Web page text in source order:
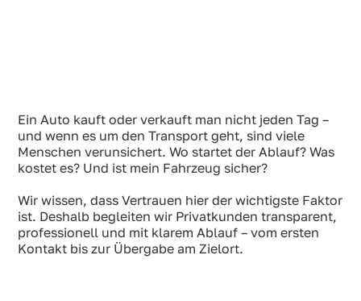
Ein Auto kauft oder verkauft man nicht jeden Tag –
und wenn es um den Transport geht, sind viele
Menschen verunsichert. Wo startet der Ablauf? Was
kostet es? Und ist mein Fahrzeug sicher?
Wir wissen, dass Vertrauen hier der wichtigste Faktor
ist. Deshalb begleiten wir Privatkunden transparent,
professionell und mit klarem Ablauf – vom ersten
Kontakt bis zur Übergabe am Zielort.